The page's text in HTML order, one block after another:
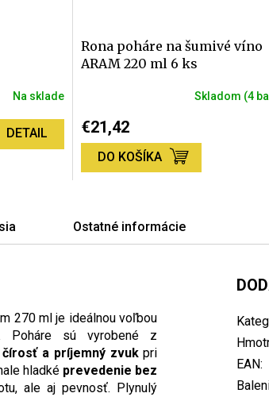
Na sklade
DETAIL
Rona poháre na šumivé víno
ARAM 220 ml 6 ks
Skladom (4
€21,42
DO KOŠÍKA
Ostatné informácie
270 ml je ideálnou voľbou
Poháre sú vyrobené z
čírosť a príjemný zvukpri
hladké prevedenie bez
ale aj pevnosť. Plynulý
EAN: